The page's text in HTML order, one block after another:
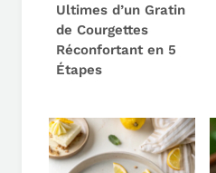
Ultimes d’un Gratin
de Courgettes
Réconfortant en 5
Étapes